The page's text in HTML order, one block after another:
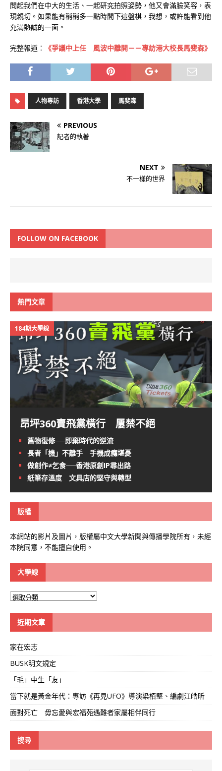
問起我們在中大的生活、一起研究拍照姿勢，他又會滿臉笑容，表
現親切。如果能有稍稍多一點時間下這盤棋，我想，或許能看到他
充滿熱誠的一面。
完整報道︰ 《爭議中上任 風波中離開－－專訪港大校長馬斐森》
人物專訪 香港大學 馬斐森
PREVIOUS
記者的執著
NEXT
不一樣的世界
FOLLOW ON FACEBOOK
熱門文章
184期大學線
昂坪360賣飛黨橫行 屢禁不絕
舊物復修──即棄時代的逆流
長者「機」不離手 手機成癮堪憂
做創作≠乞食──香港原創IP尋出路
紙筆存溫度 文具店的堅守與轉型
版權
本網站的影片及圖片，版權屬中文大學新聞與傳播學院所有，未經
本院同意，不能擅自使用。
大學線
大
近期文章
家在宏志
BUSK明文規定
「毛」中生「友」
當下就是黃金年代：專訪《再見UFO》導演梁栢堅、編劇江皓昕
面對死亡 毋忘愛與宏福苑遇難者家屬相伴同行
搜尋